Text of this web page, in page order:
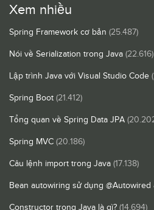
Xem nhiều
Spring Framework cơ bản (25.487)
Nói về Serialization trong Java (22.616)
Lập trình Java với Visual Studio Code
Spring Boot (21.412)
Tổng quan về Spring Data JPA
Spring MVC (20.186)
Câu lệnh import trong Java (17.138)
Bean autowiring sử dụng @Autowired
Constructor trong Java là gì? (14.694)